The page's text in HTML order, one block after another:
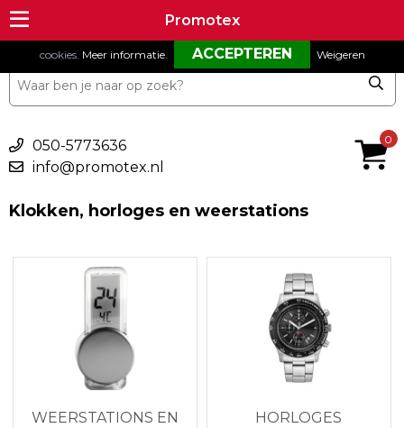
Promotex
Promotex
050-5773636
info@promotex.nl
0
€ 0,00
Klokken, horloges en weerstations
WEERSTATIONS EN
HORLOGES
Om onze website goed te laten functioneren maken wij gebruik van
cookies. Meer informatie. Weigeren